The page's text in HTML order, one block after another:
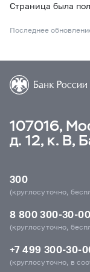
Страница была
Последнее
107016,
д. 12, к. В,
300
(круглосуточно,
8 800 300-30-00
(круглосуточно,
+7 499 300-30-
(круглосуточно, в